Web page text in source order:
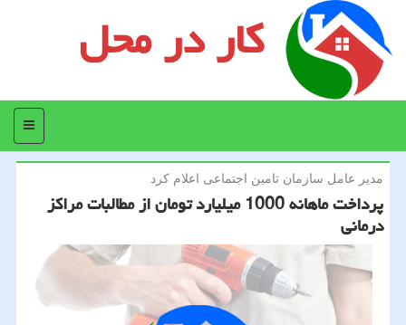
کار در محل
منو
مدیر عامل سازمان تامین اجتماعی اعلام كرد
پرداخت ماهانه 1000 میلیارد تومان از مطالبات مراكز
درمانی